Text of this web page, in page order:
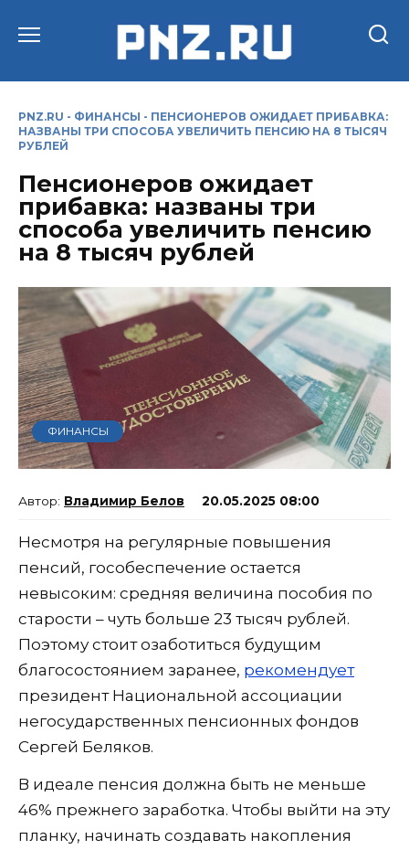
PNZ.RU - ФИНАНСЫ - ПЕНСИОНЕРОВ ОЖИДАЕТ ПРИБАВКА:
НАЗВАНЫ ТРИ СПОСОБА УВЕЛИЧИТЬ ПЕНСИЮ НА 8 ТЫСЯЧ
РУБЛЕЙ
Пенсионеров ожидает
прибавка: названы три
способа увеличить пенсию
на 8 тысяч рублей
ФИНАНСЫ
Владимир Белов 20.05.2025 08:00
Несмотря на регулярные повышения
пенсий, гособеспечение остается
невысоким: средняя величина пособия по
старости – чуть больше 23 тысяч рублей.
Поэтому стоит озаботиться будущим
благосостоянием заранее, рекомендует
президент Национальной ассоциации
негосударственных пенсионных фондов
Сергей Беляков.
В идеале пенсия должна быть не меньше
46% прежнего заработка. Чтобы выйти на эту
планку, начинать создавать накопления